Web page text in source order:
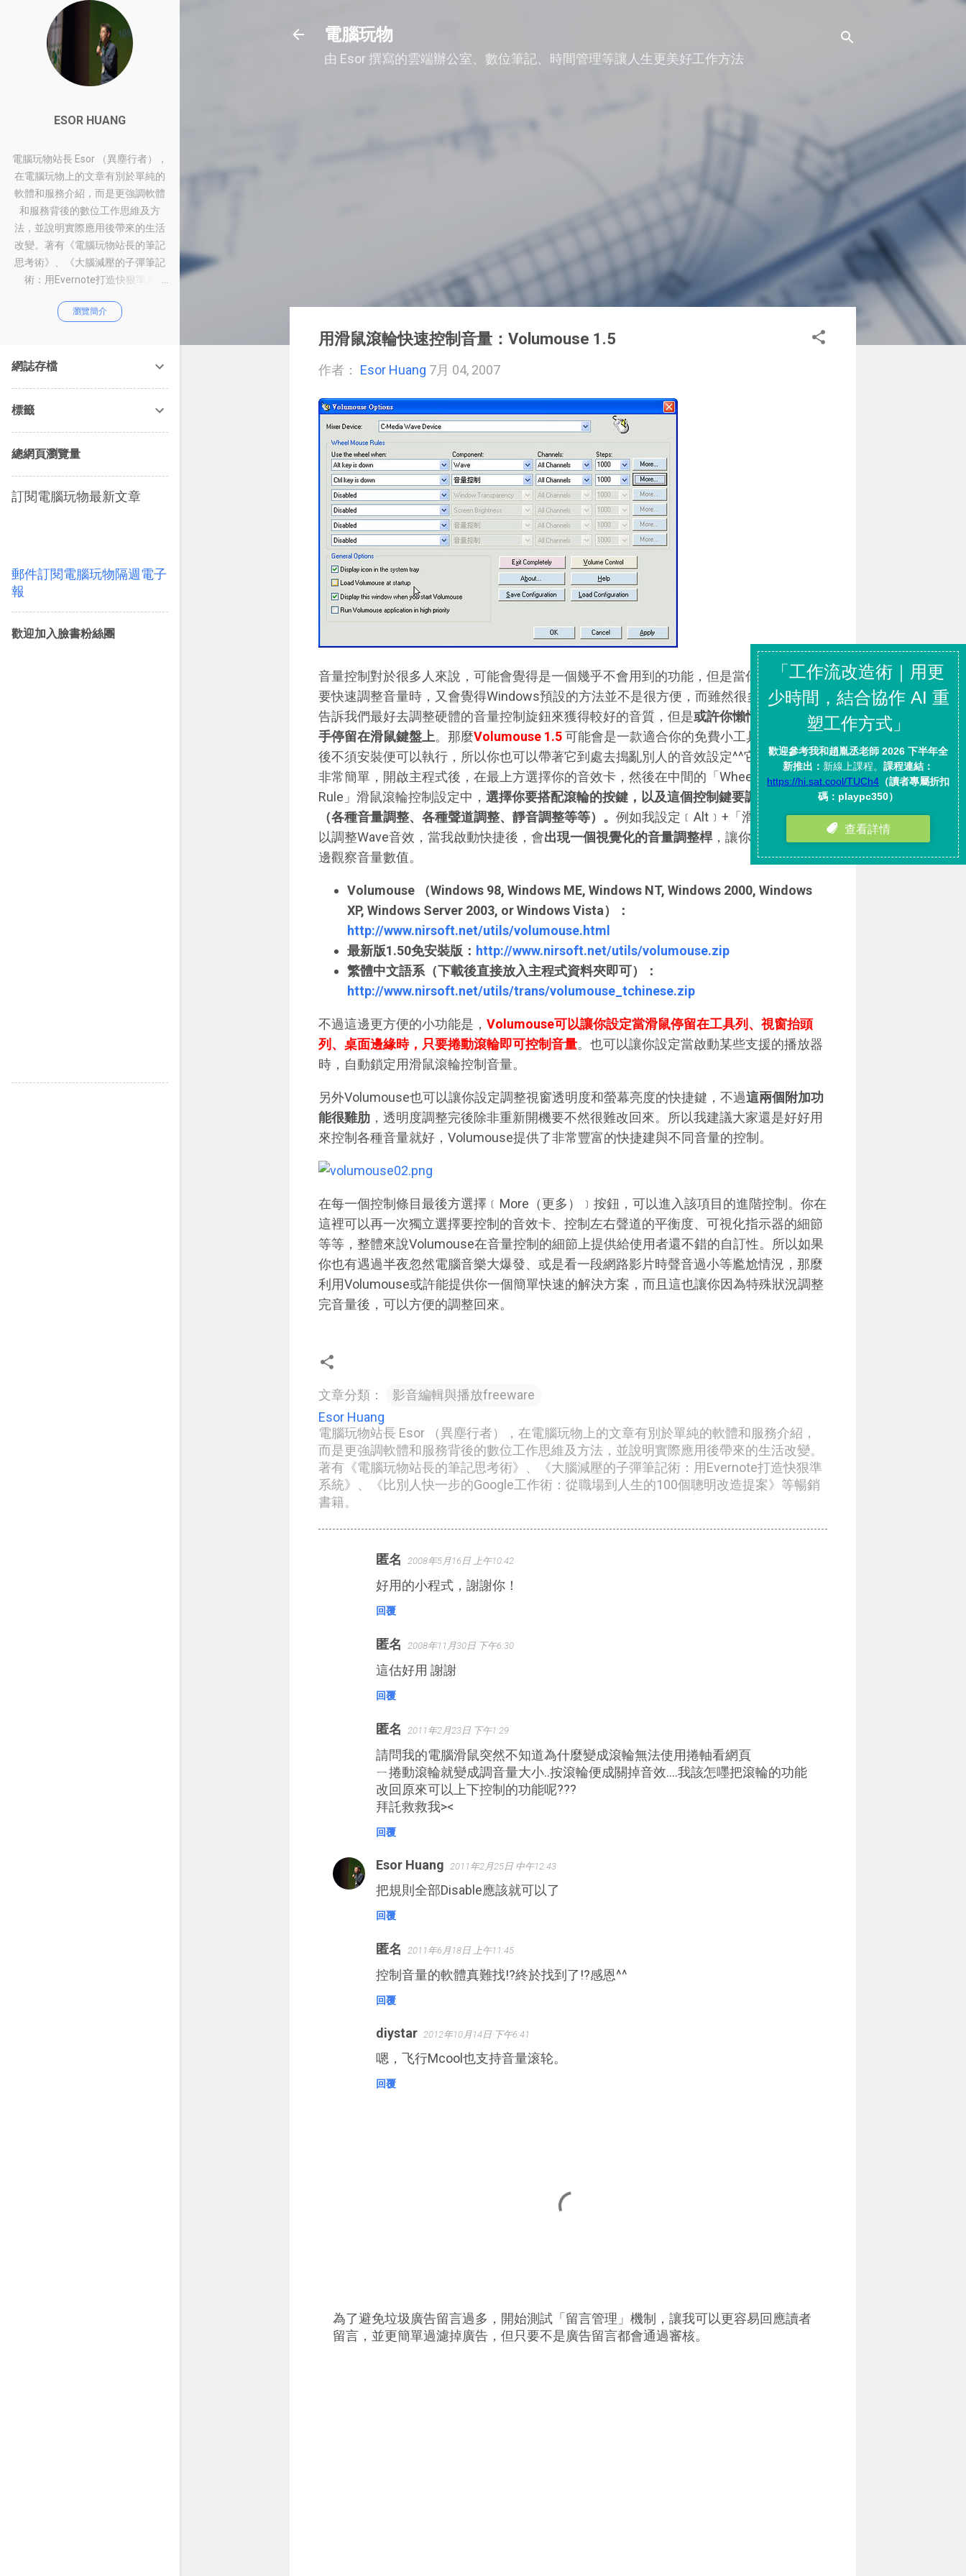
電腦玩物
由 Esor 撰寫的雲端辦公室、數位筆記、時間管理等讓人生更美好工作方法
用滑鼠滾輪快速控制音量：Volumouse 1.5
作者： Esor Huang 7月 04, 2007
音量控制對於很多人來說，可能會覺得是一個幾乎不會用到的功能，但是當你真的遇到需
要快速調整音量時，又會覺得Windows預設的方法並不是很方便，而雖然很多玩音效的人
告訴我們最好去調整硬體的音量控制旋鈕來獲得較好的音質，但是或許你懶惰到只想把雙
手停留在滑鼠鍵盤上。那麼Volumouse 1.5可能會是一款適合你的免費小工具，下載解壓
後不須安裝便可以執行，所以你也可以帶著它到處去搗亂別人的音效設定^^它的使用方式
非常簡單，開啟主程式後，在最上方選擇你的音效卡，然後在中間的「Wheel Nouse
Rule」滑鼠滾輪控制設定中， 選擇你要搭配滾輪的按鍵，以及這個控制鍵要調整的功能
（各種音量調整、各種聲道調整、靜音調整等等）。 例如我設定﹝Alt﹞+「滑鼠滾輪」可
以調整Wave音效，當我啟動快捷後，會出現一個視覺化的音量調整桿，讓你邊捲動滾輪
邊觀察音量數值。
Volumouse （Windows 98, Windows ME, Windows NT, Windows 2000, Windows
XP, Windows Server 2003, or Windows Vista）：
http://www.nirsoft.net/utils/volumouse.html
最新版1.50免安裝版： http://www.nirsoft.net/utils/volumouse.zip
繁體中文語系（下載後直接放入主程式資料夾即可）：
http://www.nirsoft.net/utils/trans/volumouse_tchinese.zip
不過這邊更方便的小功能是， Volumouse可以讓你設定當滑鼠停留在工具列、視窗抬頭
列、桌面邊緣時，只要捲動滾輪即可控制音量。也可以讓你設定當啟動某些支援的播放器
時，自動鎖定用滑鼠滾輪控制音量。
另外Volumouse也可以讓你設定調整視窗透明度和螢幕亮度的快捷鍵，不過這兩個附加功
能很雞肋 ，透明度調整完後除非重新開機要不然很難改回來。所以我建議大家還是好好用
來控制各種音量就好，Volumouse提供了非常豐富的快捷建與不同音量的控制。
在每一個控制條目最後方選擇﹝More（更多）﹞按鈕，可以進入該項目的進階控制。你在
這裡可以再一次獨立選擇要控制的音效卡、控制左右聲道的平衡度、可視化指示器的細節
等等，整體來說Volumouse在音量控制的細節上提供給使用者還不錯的自訂性。所以如果
你也有遇過半夜忽然電腦音樂大爆發、或是看一段網路影片時聲音過小等尷尬情況，那麼
利用Volumouse或許能提供你一個簡單快速的解決方案，而且這也讓你因為特殊狀況調整
完音量後，可以方便的調整回來。
文章分類：
影音編輯與播放freeware
Esor Huang
電腦玩物站長 Esor （異塵行者），在電腦玩物上的文章有別於單純的軟體和服務介紹，
而是更強調軟體和服務背後的數位工作思維及方法，並說明實際應用後帶來的生活改變。
著有《電腦玩物站長的筆記思考術》、《大腦減壓的子彈筆記術：用Evernote打造快狠準
系統》、《比別人快一步的Google工作術：從職場到人生的100個聰明改造提案》等暢銷
書籍。
匿名 2008年5月16日 上午10:42
好用的小程式，謝謝你！
回覆
匿名 2008年11月30日 下午6:30
這估好用 謝謝
回覆
匿名 2011年2月23日 下午1:29
請問我的電腦滑鼠突然不知道為什麼變成滾輪無法使用捲軸看網頁
ㄧ捲動滾輪就變成調音量大小..按滾輪便成關掉音效....我該怎嚜把滾輪的功能
改回原來可以上下控制的功能呢???
拜託救救我><
回覆
Esor Huang 2011年2月25日 中午12:43
把規則全部Disable應該就可以了
回覆
匿名 2011年6月18日 上午11:45
控制音量的軟體真難找!?終於找到了!?感恩^^
回覆
diystar 2012年10月14日 下午6:41
嗯，飞行Mcool也支持音量滚轮。
回覆
張
為了避免垃圾廣告留言過多，開始測試「留言管理」機制，讓我可以更容易回應讀者
留言，並更簡單過濾掉廣告，但只要不是廣告留言都會通過審核。
ESOR HUANG
電腦玩物站長 Esor （異塵行者），
在電腦玩物上的文章有別於單純的
軟體和服務介紹，而是更強調軟體
和服務背後的數位工作思維及方
法，並說明實際應用後帶來的生活
改變。著有《電腦玩物站長的筆記
思考術》、《大腦減壓的子彈筆記
術：用Evernote打造快狠準系
作術：從職場到人生的100個聰明
瀏覽簡介
網誌存檔
標籤
總網頁瀏覽量
訂閱電腦玩物最新文章
郵件訂閱電腦玩物隔週電子
報
歡迎加入臉書粉絲團